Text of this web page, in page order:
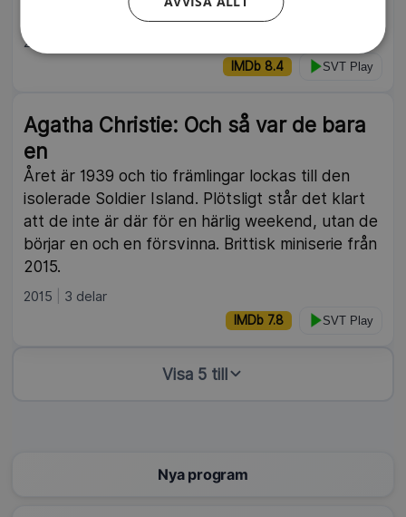
konspirationer.
2017
IMDb 8.4 SVT Play
Agatha Christie: Och så var de bara
en
Året är 1939 och tio främlingar lockas till den
isolerade Soldier Island. Plötsligt står det klart
att de inte är där för en härlig weekend, utan de
börjar en och en försvinna. Brittisk miniserie från
2015.
2015 3 delar
IMDb 7.8 SVT Play
Visa 5 till
Nya program